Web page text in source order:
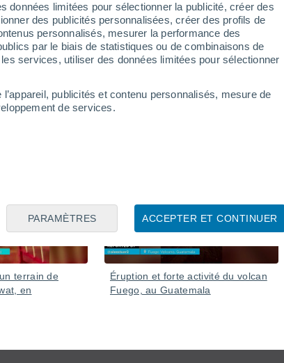
données limitées pour sélectionner la publicité, créer des
des publicités personnalisées, créer des profils de
personnalisés, mesurer la performance des
par le biais de statistiques ou de combinaisons de
services, utiliser des données limitées pour sélectionner
publicités et contenu personnalisés, mesure de
de services.
ACCEPTER ET CONTINUER
PARAMÈTRES
torrentielles continues qui saturent le sol,
le frottement interne ainsi que la cohésion du
terrain de
en
Éruption et forte activité du volcan
Fuego, au Guatemala